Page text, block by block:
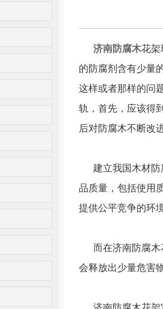
济南防腐木花
的防腐剂含有少量
这样或者那样的问
轨，首先，应该得
后对防腐木不断改
建立我国木材防
品质量，包括使用
提供公平竞争的环
而在济南防腐木
会释放出少量危害